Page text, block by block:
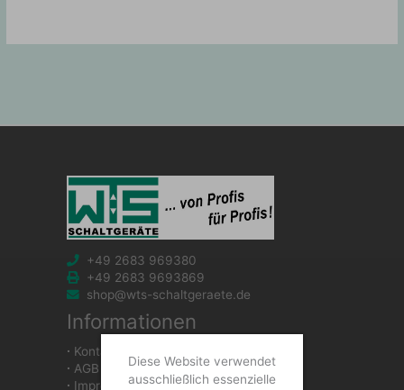
+49 2683 969380
+49 2683 9693869
shop@wts-schaltgeraete.de
Informationen
∙ Kontakt
∙ AGB
∙ Impressum
Diese Website verwendet
ausschließlich essenzielle